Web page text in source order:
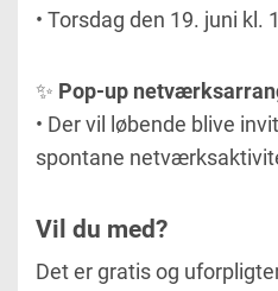
• Torsdag den 19. juni kl.
✨ Pop-up
• Der vil løbende blive
spontane
Vil du med?
Det er gratis og